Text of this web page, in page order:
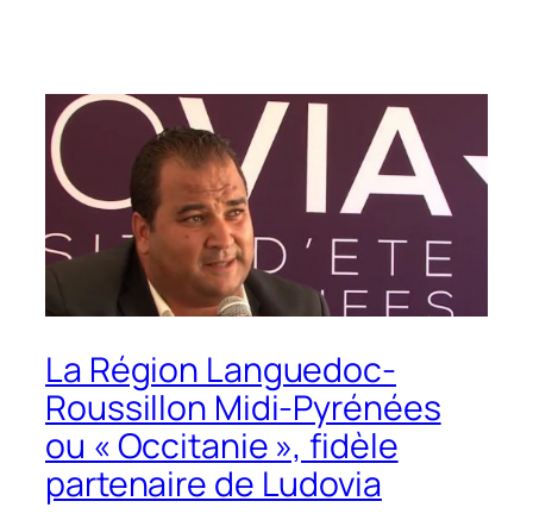
La Région Languedoc-
Roussillon Midi-Pyrénées
ou « Occitanie », fidèle
partenaire de Ludovia